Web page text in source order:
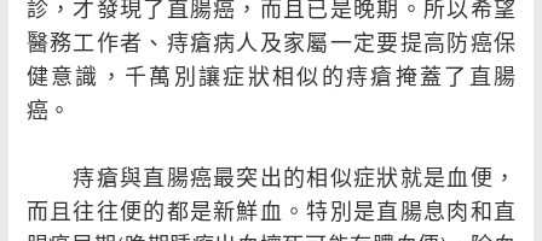
診，才發現了直腸癌，而且已是晚期。所以希望
醫務工作者、痔瘡病人及家屬一定要提高防癌保
健意識，千萬別讓症狀相似的痔瘡掩蓋了直腸
癌。
痔瘡與直腸癌最突出的相似症狀就是血便，
而且往往便的都是新鮮血。特別是直腸息肉和直